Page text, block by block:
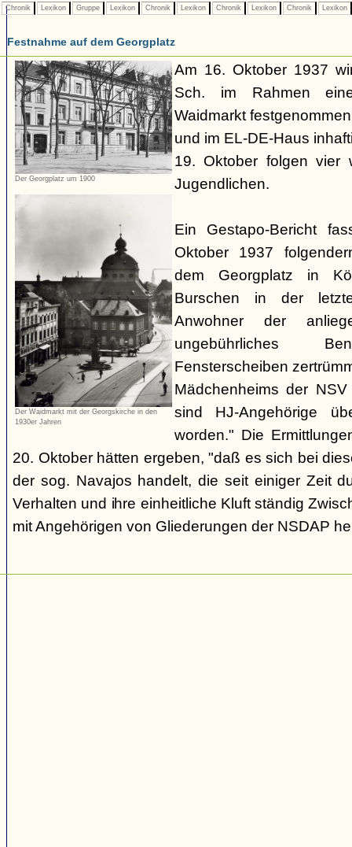
Chronik Lexikon Gruppe Lexikon Chronik Lexikon Chronik Lexikon Chronik Lexikon
Festnahme auf dem Georgplatz
Der Georgplatz um 1900
Der Waidmarkt mit der Georgskirche in den
1930er Jahren
Am 16. Oktober 1937
Sch. im Rahmen
Waidmarkt
und im EL-DE-Haus
19. Oktober folgen vier
Jugendlichen.
Ein Gestapo-Bericht
Oktober 1937
dem Georgplatz in
Burschen in der
Anwohner der
ungebührliches
Fensterscheiben
Mädchenheims der
sind HJ-Angehörige
worden." Die
20. Oktober hätten ergeben, "daß es sich bei
der sog. Navajos handelt, die seit einiger Zeit
Verhalten und ihre einheitliche Kluft ständig
mit Angehörigen von Gliederungen der NSDAP